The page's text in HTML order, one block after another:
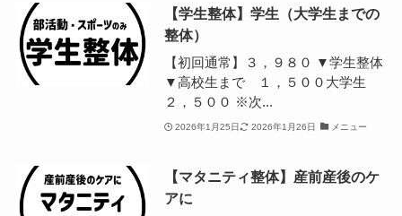
【学生整体】学生（大学生までの
整体）
【初回通常】３，９８０ ▼学生整体
▼高校生まで １，５００大学生
２，５００ ※次...
2026年1月25日 2026年1月26日 メニュー
【マタニティ整体】産前産後のケ
アに